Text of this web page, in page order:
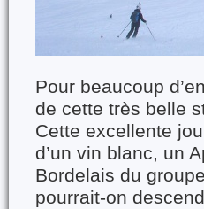
Pour beaucoup
de cette très belle
Cette excellente
d’un vin blanc, un
Bordelais du
pourrait-on